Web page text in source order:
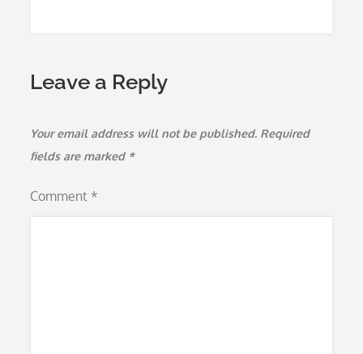
Leave a Reply
Your email address will not be published. Required
fields are marked *
Comment *